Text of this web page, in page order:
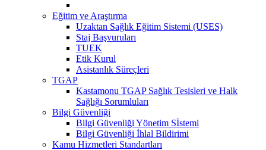
Eğitim ve Araştırma
Uzaktan Sağlık Eğitim Sistemi (USES)
Staj Başvuruları
TUEK
Etik Kurul
Asistanlık Süreçleri
TGAP
Kastamonu TGAP Sağlık Tesisleri ve Halk
Sağlığı Sorumluları
Bilgi Güvenliği
Bilgi Güvenliği Yönetim Sİstemi
Bilgi Güvenliği İhlal Bildirimi
Kamu Hizmetleri Standartları